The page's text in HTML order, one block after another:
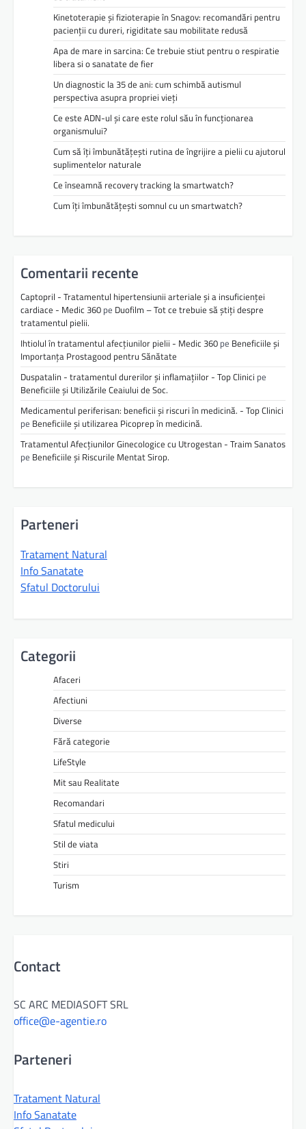
Kinetoterapie și fizioterapie în Snagov: recomandări pentru
pacienții cu dureri, rigiditate sau mobilitate redusă
Apa de mare in sarcina: Ce trebuie stiut pentru o respiratie
libera si o sanatate de fier
Un diagnostic la 35 de ani: cum schimbă autismul
perspectiva asupra propriei vieți
Ce este ADN-ul și care este rolul său în funcționarea
organismului?
Cum să îți îmbunătățești rutina de îngrijire a pielii cu ajutorul
suplimentelor naturale
Ce înseamnă recovery tracking la smartwatch?
Cum îți îmbunătățești somnul cu un smartwatch?
Comentarii recente
Captopril - Tratamentul hipertensiunii arteriale și a insuficienței
cardiace - Medic 360 pe Duofilm – Tot ce trebuie să știți despre
tratamentul pielii.
Ihtiolul în tratamentul afecțiunilor pielii - Medic 360 pe Beneficiile și
Importanța Prostagood pentru Sănătate
Duspatalin - tratamentul durerilor și inflamațiilor - Top Clinici pe
Beneficiile și Utilizările Ceaiului de Soc.
Medicamentul periferisan: beneficii și riscuri în medicină. - Top Clinici
pe Beneficiile și utilizarea Picoprep în medicină.
Tratamentul Afecțiunilor Ginecologice cu Utrogestan - Traim Sanatos
pe Beneficiile și Riscurile Mentat Sirop.
Parteneri
Tratament Natural
Info Sanatate
Sfatul Doctorului
Categorii
Afaceri
Afectiuni
Diverse
Fără categorie
LifeStyle
Mit sau Realitate
Recomandari
Sfatul medicului
Stil de viata
Stiri
Turism
Contact
SC ARC MEDIASOFT SRL
office@e-agentie.ro
Parteneri
Tratament Natural
Info Sanatate